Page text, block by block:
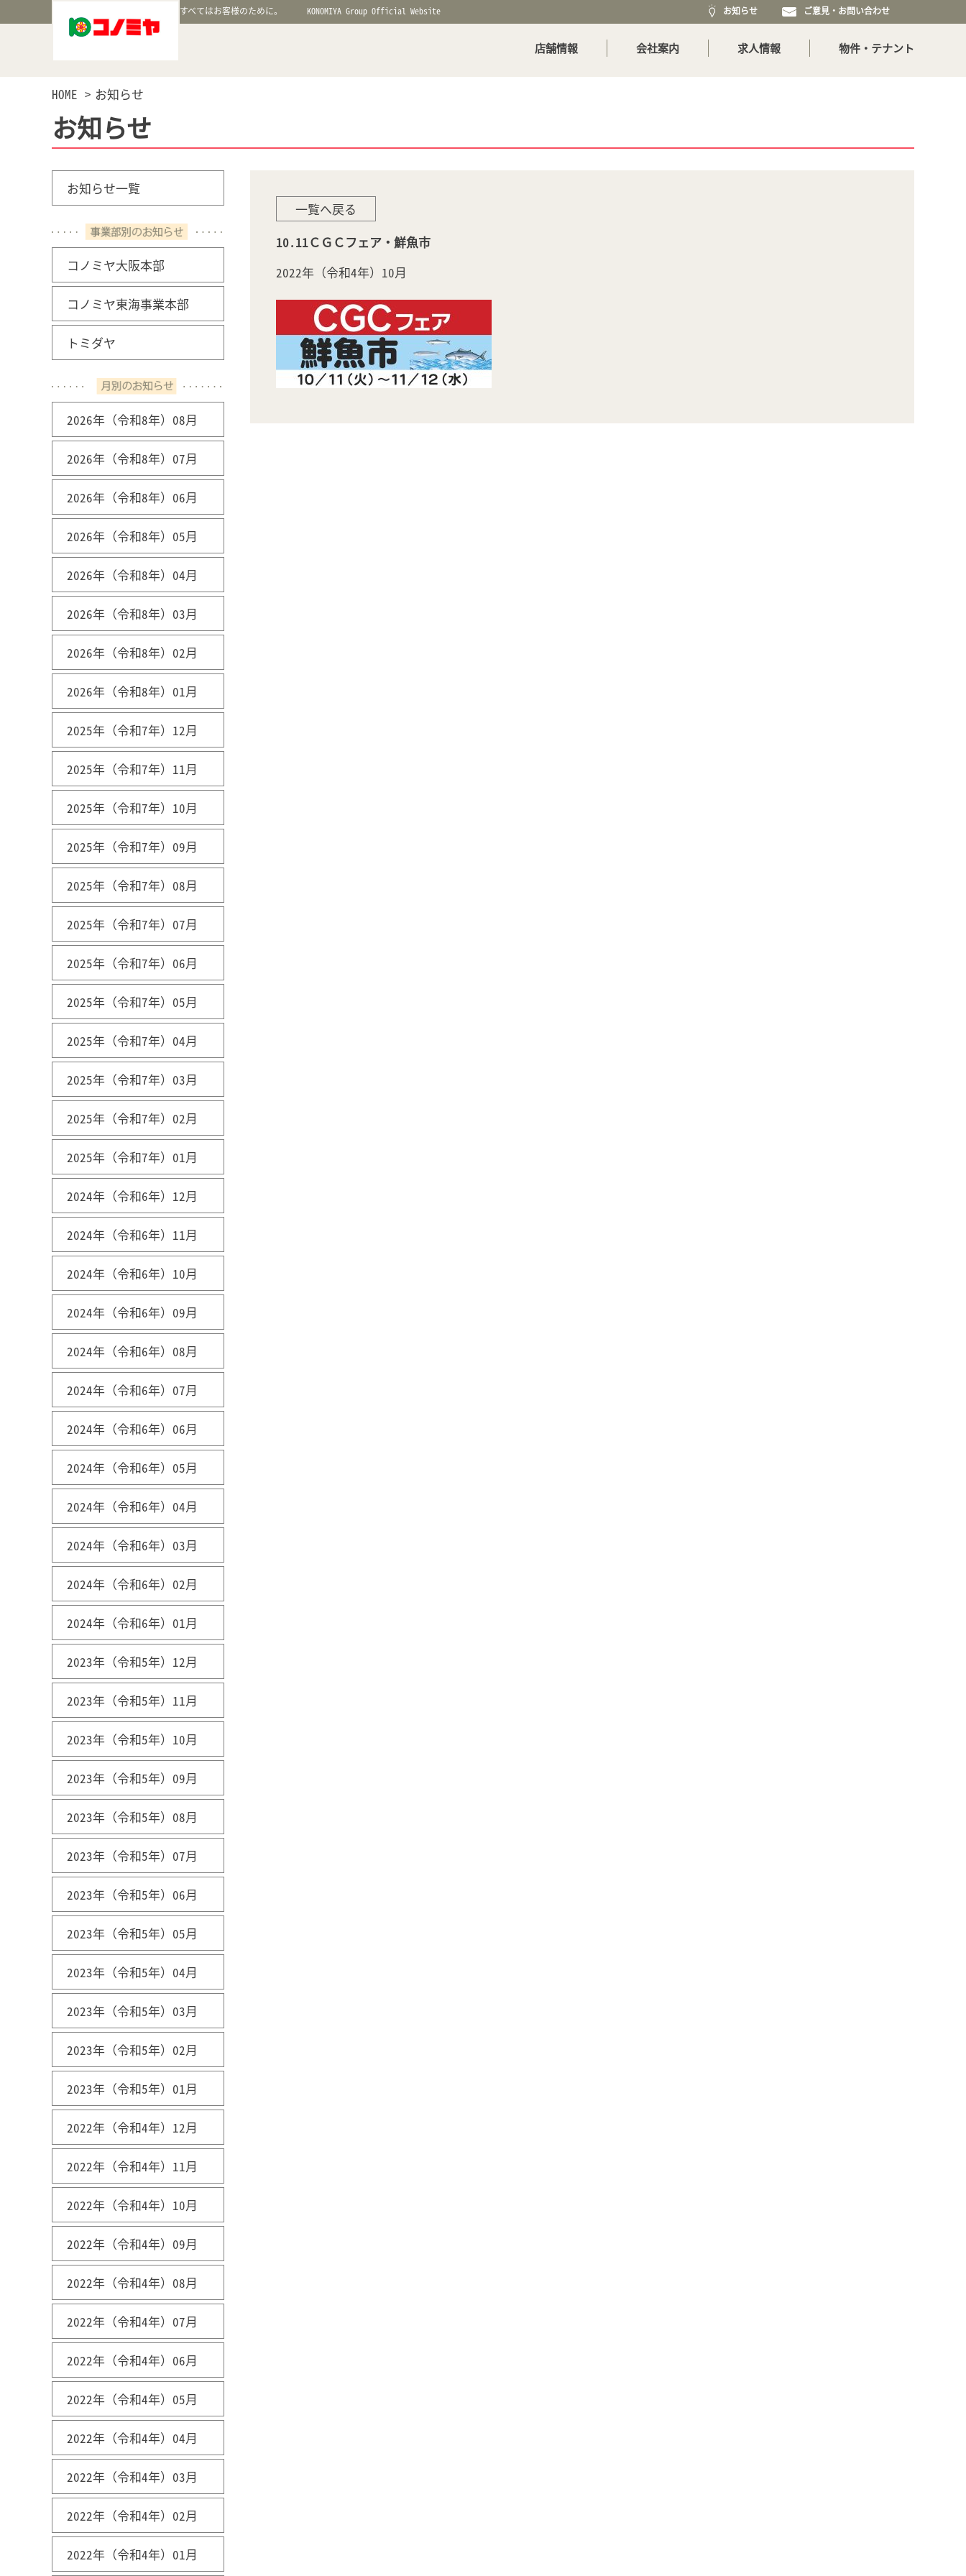
すべてはお客様のために。 KONOMIYA Group Official Website お知らせ ご意見・お問い合わせ
店舗情報 会社案内 求人情報 物件・テナント
HOME お知らせ
お知らせ
お知らせ一覧
コノミヤ大阪本部
コノミヤ東海事業本部
トミダヤ
2026年（令和8年）08月
2026年（令和8年）07月
2026年（令和8年）06月
2026年（令和8年）05月
2026年（令和8年）04月
2026年（令和8年）03月
2026年（令和8年）02月
2026年（令和8年）01月
2025年（令和7年）12月
2025年（令和7年）11月
2025年（令和7年）10月
2025年（令和7年）09月
2025年（令和7年）08月
2025年（令和7年）07月
2025年（令和7年）06月
2025年（令和7年）05月
2025年（令和7年）04月
2025年（令和7年）03月
2025年（令和7年）02月
2025年（令和7年）01月
2024年（令和6年）12月
2024年（令和6年）11月
2024年（令和6年）10月
2024年（令和6年）09月
2024年（令和6年）08月
2024年（令和6年）07月
2024年（令和6年）06月
2024年（令和6年）05月
2024年（令和6年）04月
2024年（令和6年）03月
2024年（令和6年）02月
2024年（令和6年）01月
2023年（令和5年）12月
2023年（令和5年）11月
2023年（令和5年）10月
2023年（令和5年）09月
2023年（令和5年）08月
2023年（令和5年）07月
2023年（令和5年）06月
2023年（令和5年）05月
2023年（令和5年）04月
2023年（令和5年）03月
2023年（令和5年）02月
2023年（令和5年）01月
2022年（令和4年）12月
2022年（令和4年）11月
2022年（令和4年）10月
2022年（令和4年）09月
2022年（令和4年）08月
2022年（令和4年）07月
2022年（令和4年）06月
2022年（令和4年）05月
2022年（令和4年）04月
2022年（令和4年）03月
2022年（令和4年）02月
2022年（令和4年）01月
一覧へ戻る
10.11ＣＧＣフェア・鮮魚市
2022年（令和4年）10月